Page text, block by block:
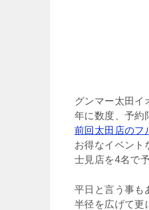
グンマー太田イ
年に数度、予約
前回太田店のフ
お得なイベント
士見店を4名で
平日と言う事も
半径を広げて更